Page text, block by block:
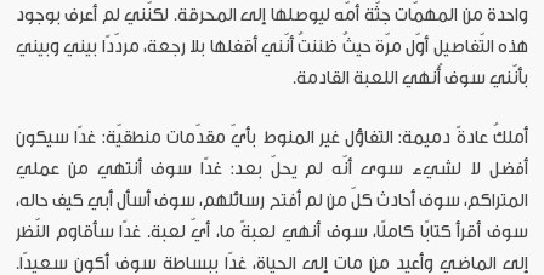
واحدة من المهمّات جثّة أمّه ليوصلها إلى المحرقة. لكنّني لم أعرف بوجود
هذه التّفاصيل أوّل مرّة حيثُ ظننتُ أنّني أقفلها بلا رجعة، مردّدًا بيني وبيني
بأنّني سوف أُنهي اللعبة القادمة.
أملكُ عادةً دميمة: التفاؤل غير المنوط بأيّ مقدّمات منطقيّة: غدًا سيكون
أفضل لا لشيء سوى أنّه لم يحلّ بعد: غدًا سوف أنتهي من عملي
المتراكم، سوف أحادث كلّ من لم أفتح رسائلهم، سوف أسأل أبي كيف حاله،
سوف أقرأ كتابًا كاملًا، سوف أنهي لعبةً ما، أيّ لعبة. غدًا سأقاوم النّظر
إلى الماضي وأعيد من مات إلى الحياة، غدًا ببساطة سوف أكون سعيدًا.